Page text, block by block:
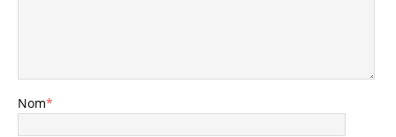
Nom*